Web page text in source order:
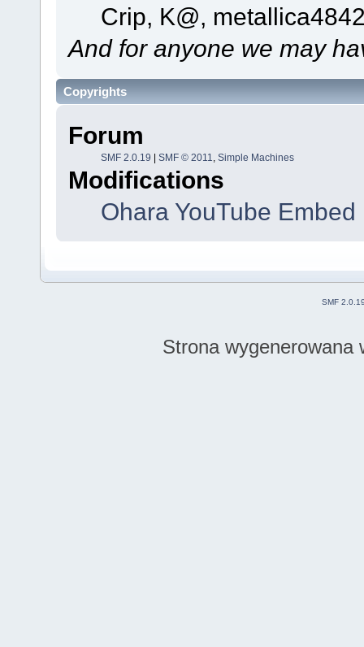
Crip, K@,
And for anyone we may
Copyrights
Forum
SMF 2.0.19 | SMF © 2011 Simple Machines
Modifications
Ohara YouTube
SMF
Strona wygenerowana